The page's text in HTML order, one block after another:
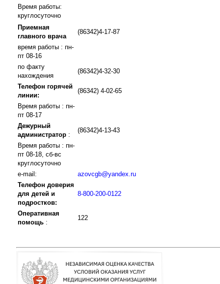
Время работы:
круглосуточно
Приемная
главного врача
(86342)4-17-87
время работы : пн-
пт 08-16
по факту
нахождения
(86342)4-32-30
Телефон горячей
линии:
(86342) 4-02-65
Время работы : пн-
пт 08-17
Дежурный
администратор :
(86342)4-13-43
Время работы : пн-
пт 08-18, сб-вс
круглосуточно
e-mail:
azovcgb@yandex.ru
Телефон доверия
для детей и
подростков:
8-800-200-0122
Оперативная
помощь :
122